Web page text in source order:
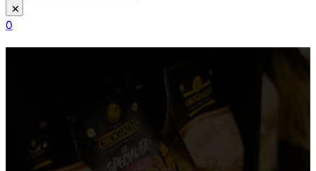
×
0
PRODUCTO